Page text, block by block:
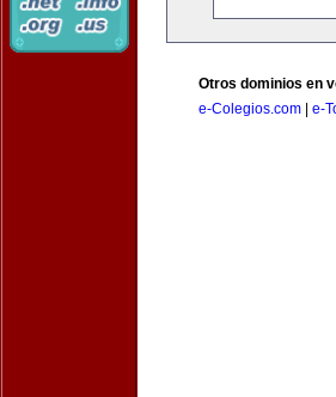
Otros dominios en
e-Colegios.com
e-